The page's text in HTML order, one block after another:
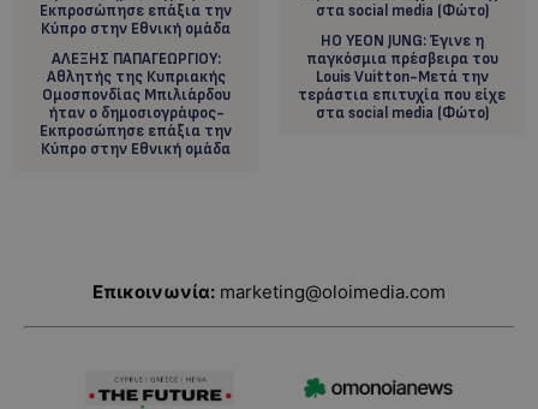
ΑΛΕΞΗΣ ΠΑΠΑΓΕΩΡΓΙΟΥ:
Αθλητής της Κυπριακής
Ομοσπονδίας Μπιλιάρδου
ήταν ο δημοσιογράφος-
Εκπροσώπησε επάξια την
Κύπρο στην Εθνική ομάδα
HΟ ΥΕΟΝ JUNG: Έγινε η
παγκόσμια πρέσβειρα του
Louis Vuitton-Μετά την
τεράστια επιτυχία που είχε
στα social media (Φώτο)
Επικοινωνία: marketing@oloimedia.com